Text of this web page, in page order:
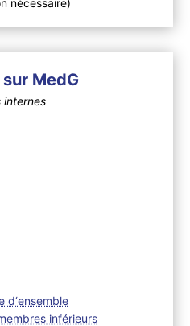
MedG
internes
d‘ensemble
inférieurs